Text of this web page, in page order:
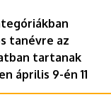
tanévre az
tartanak
április 9-én 11